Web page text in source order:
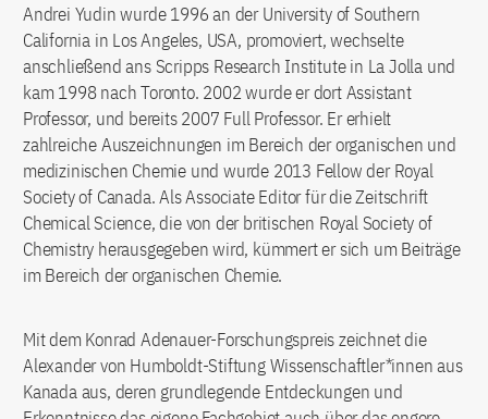
Andrei Yudin wurde 1996 an der University of Southern
California in Los Angeles, USA, promoviert, wechselte
anschließend ans Scripps Research Institute in La Jolla und
kam 1998 nach Toronto. 2002 wurde er dort Assistant
Professor, und bereits 2007 Full Professor. Er erhielt
zahlreiche Auszeichnungen im Bereich der organischen und
medizinischen Chemie und wurde 2013 Fellow der Royal
Society of Canada. Als Associate Editor für die Zeitschrift
Chemical Science, die von der britischen Royal Society of
Chemistry herausgegeben wird, kümmert er sich um Beiträge
im Bereich der organischen Chemie.
Mit dem Konrad Adenauer-Forschungspreis zeichnet die
Alexander von Humboldt-Stiftung Wissenschaftler*innen aus
Kanada aus, deren grundlegende Entdeckungen und